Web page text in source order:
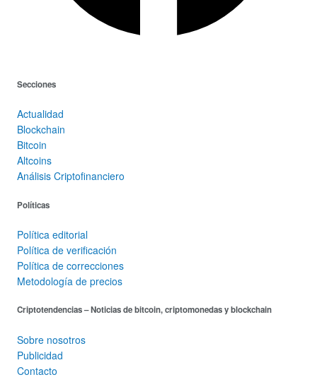
Secciones
Actualidad
Blockchain
Bitcoin
Altcoins
Análisis Criptofinanciero
Políticas
Política editorial
Política de verificación
Política de correcciones
Metodología de precios
Criptotendencias – Noticias de bitcoin, criptomonedas y blockchain
Sobre nosotros
Publicidad
Contacto